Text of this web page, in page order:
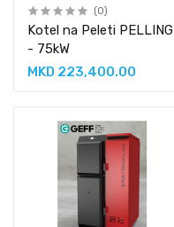
(0)
Kotel na Peleti PELLING
- 75kW
MKD 223,400.00